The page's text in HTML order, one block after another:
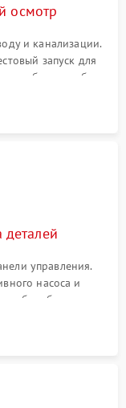
осмотр
и канализации.
запуск для
сбоев в работе
деталей
управления.
насоса и
барабана и
на разрывы.